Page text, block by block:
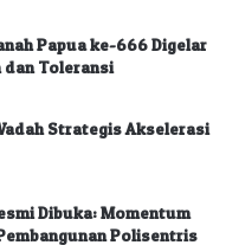
Papua ke-666 Digelar
dan Toleransi
Strategis Akselerasi
Dibuka: Momentum
Polisentris